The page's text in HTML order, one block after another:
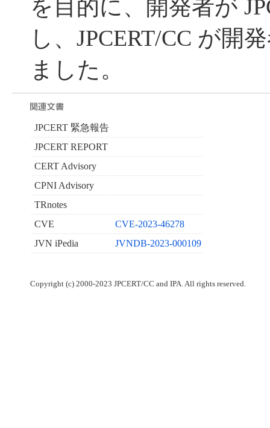
を目的に、開発者が
し、JPCERT/CC が開
ました。
JPCERT 緊急報告
JPCERT REPORT
CERT Advisory
CPNI Advisory
TRnotes
CVE
CVE-2023-46278
JVN iPedia
JVNDB-2023-000109
Copyright (c) 2000-2023 JPCERT/CC and IPA. All rights reserved.